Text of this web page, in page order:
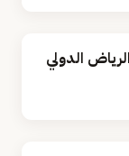
الرياض الدولي